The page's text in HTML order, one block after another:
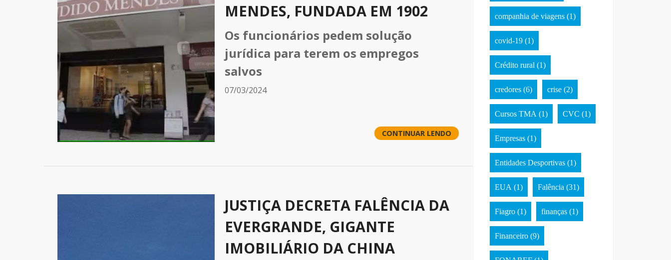
MENDES, FUNDADA EM 1902
Os funcionários pedem solução
jurídica para terem os empregos
salvos
07/03/2024
CONTINUAR LENDO
JUSTIÇA DECRETA FALÊNCIA DA
EVERGRANDE, GIGANTE
IMOBILIÁRIO DA CHINA
companhia de viagens (1)
covid-19 (1)
Crédito rural (1)
credores (6) crise (2)
Cursos TMA (1) CVC (1)
Empresas (1)
Entidades Desportivas (1)
EUA (1) Falência (31)
Fiagro (1) finanças (1)
Financeiro (9)